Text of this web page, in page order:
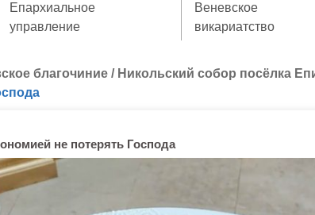
Епархиальное
управление
Веневское
викариатство
благочиние / Никольский собор посёлка
не потерять Господа